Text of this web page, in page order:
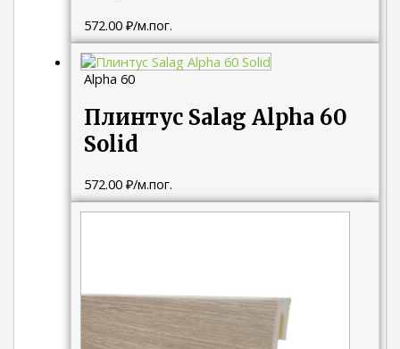
572.00₽/м.пог.
Alpha 60
Плинтус Salag Alpha 60
Solid
572.00₽/м.пог.